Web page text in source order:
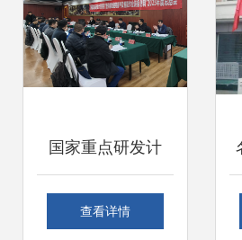
国家重点研发计
划“肥药精准施用部
查看详情